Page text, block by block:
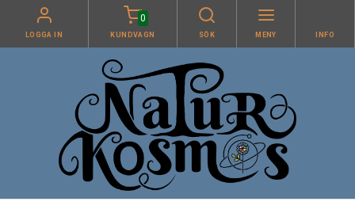
LOGGA IN
0
KUNDVAGN SÖK MENY INFO